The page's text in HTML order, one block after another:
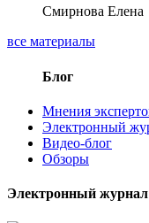
Смирнова Елена
все материалы
Блог
Мнения
Электронный
Видео-блог
Обзоры
Электронный журнал